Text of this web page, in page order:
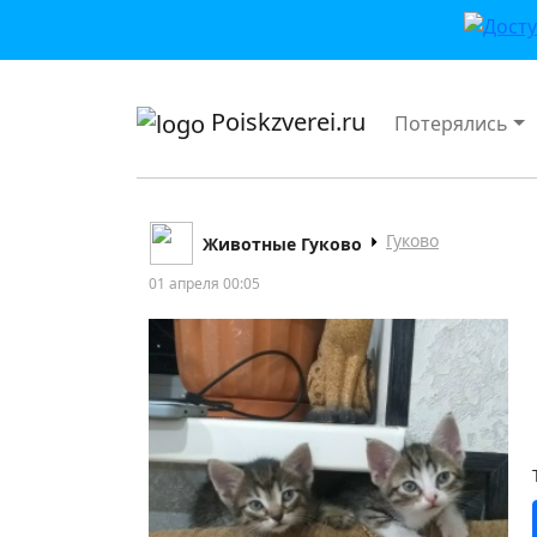
Poiskzverei.ru Потерялись
Животные Гуково Гуково
01 апреля 00:05